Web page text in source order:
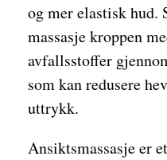
og mer elastisk hud.
massasje kroppen
avfallsstoffer
som kan redusere
uttrykk.
Ansiktsmassasje er